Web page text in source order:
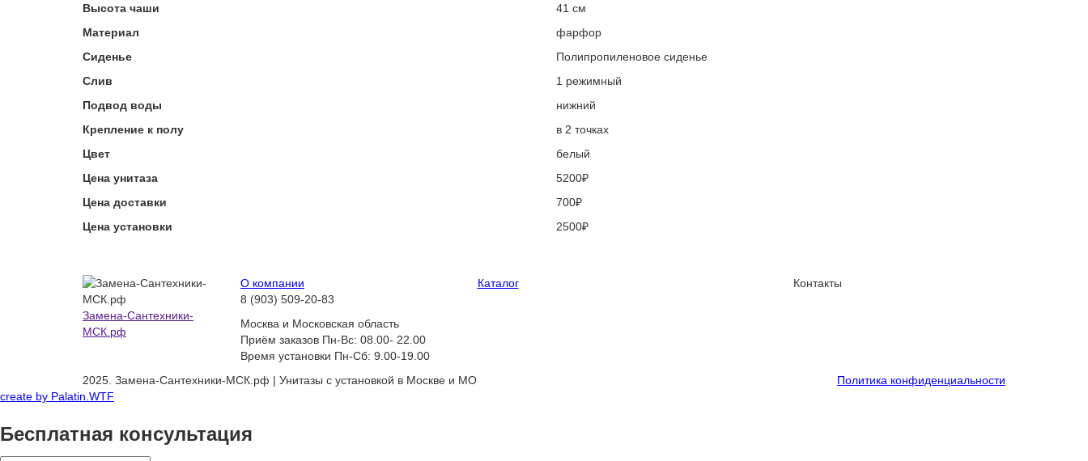
Высота чаши
41 см
Материал
фарфор
Сиденье
Полипропиленовое сиденье
Слив
1 режимный
Подвод воды
нижний
Крепление к полу
в 2 точках
Цвет
белый
Цена унитаза
5200₽
Цена доставки
700₽
Цена установки
2500₽
Замена-Сантехники-
МСК.рф
О компании Каталог
Контакты
8 (903) 509-20-83
Москва и Московская область
Приём заказов Пн-Вс: 08.00- 22.00
Время установки Пн-Сб: 9.00-19.00
2025. Замена-Сантехники-МСК.рф | Унитазы с установкой в Москве и МО
Политика конфиденциальности
create by Palatin.WTF
Бесплатная консультация